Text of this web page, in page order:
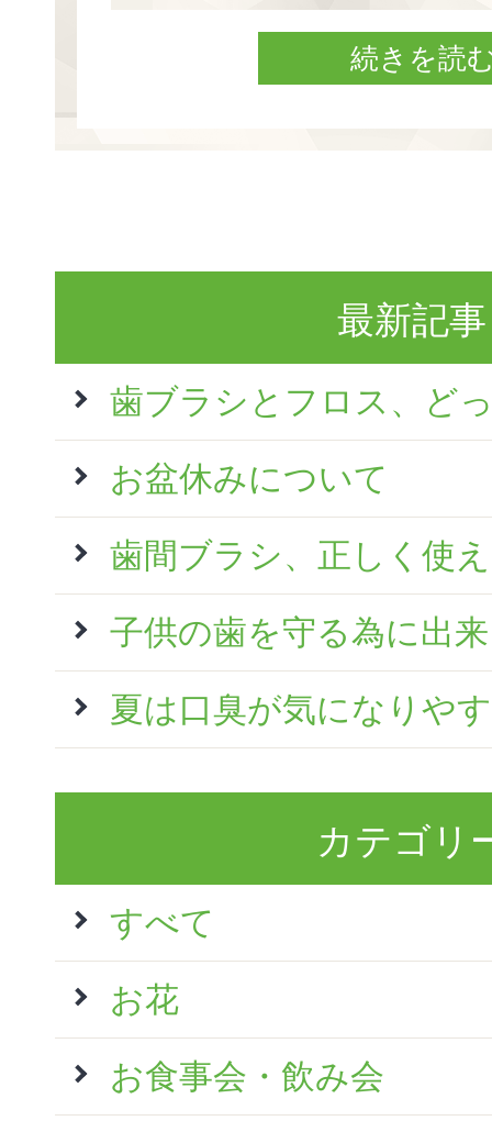
続きを読
最新記事
歯ブラシとフロス、ど
お盆休みについて
歯間ブラシ、正しく使
子供の歯を守る為に出
夏は口臭が気になりや
カテゴリ
すべて
お花
お食事会・飲み会